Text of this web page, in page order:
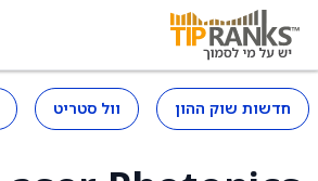
חדשות שוק ההון וול סטריט